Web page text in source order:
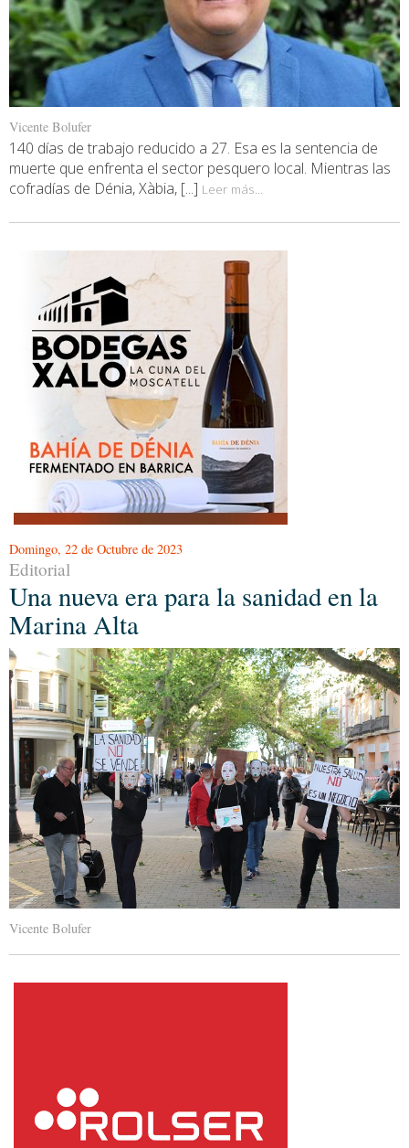
Vicente Bolufer
140 días de trabajo reducido a 27. Esa es la sentencia de
muerte que enfrenta el sector pesquero local. Mientras las
cofradías de Dénia, Xàbia, [...] Leer más...
Domingo, 22 de Octubre de 2023
Editorial
Una nueva era para la sanidad en la
Marina Alta
Vicente Bolufer